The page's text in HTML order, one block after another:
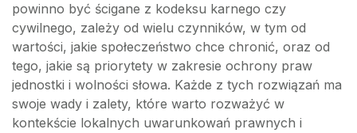
powinno być ścigane z kodeksu karnego czy
cywilnego, zależy od wielu czynników, w tym od
wartości, jakie społeczeństwo chce chronić, oraz od
tego, jakie są priorytety w zakresie ochrony praw
jednostki i wolności słowa. Każde z tych rozwiązań ma
swoje wady i zalety, które warto rozważyć w
kontekście lokalnych uwarunkowań prawnych i